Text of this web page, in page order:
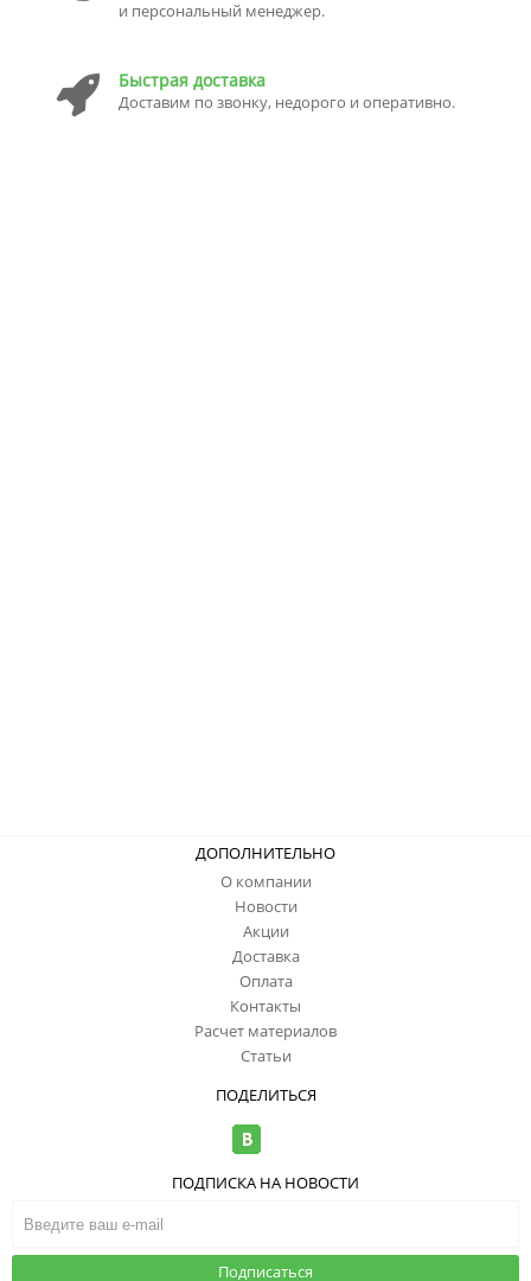
и персональный менеджер.
Быстрая доставка
Доставим по звонку, недорого и оперативно.
ДОПОЛНИТЕЛЬНО
О компании
Новости
Акции
Доставка
Оплата
Контакты
Расчет материалов
Статьи
ПОДЕЛИТЬСЯ
ПОДПИСКА НА НОВОСТИ
Подписаться